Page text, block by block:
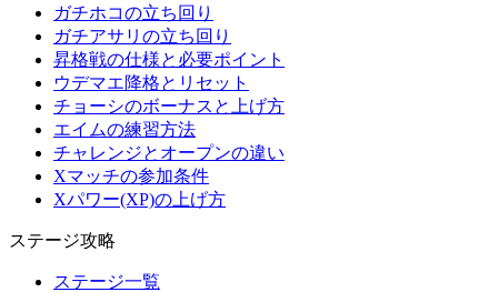
ガチホコの立ち回り
ガチアサリの立ち回り
昇格戦の仕様と必要ポイント
ウデマエ降格とリセット
チョーシのボーナスと上げ方
エイムの練習方法
チャレンジとオープンの違い
Xマッチの参加条件
Xパワー(XP)の上げ方
ステージ攻略
ステージ一覧